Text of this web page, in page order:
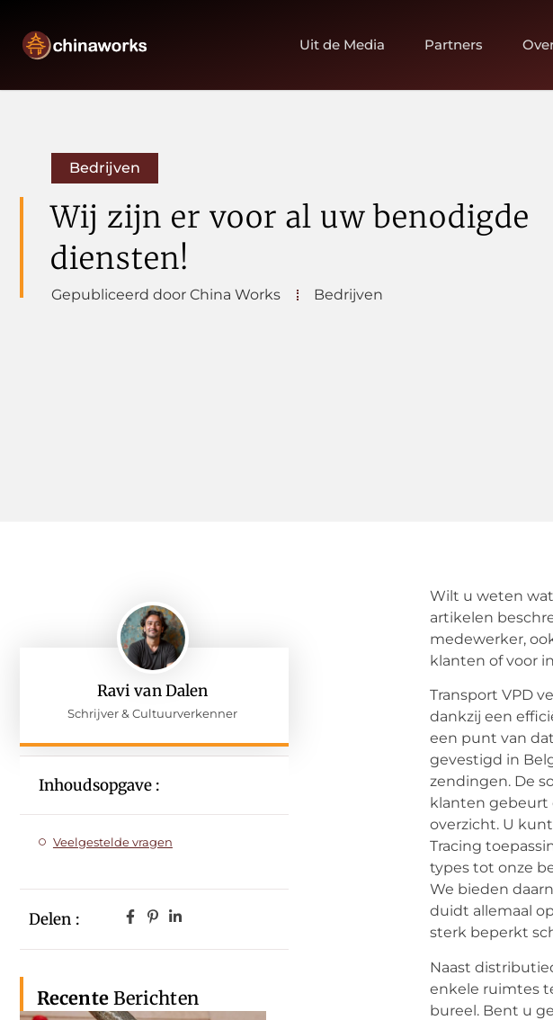
Uit de Media Partners
Bedrijven
Wij zijn er voor al uw benodigde
diensten!
Gepubliceerd door China Works Bedrijven
Ravi van Dalen
Schrijver & Cultuurverkenner
Inhoudsopgave :
Veelgestelde vragen
Delen :
RecenteBerichten
Wilt u weten
artikelen
medewerker,
klanten of voor
Transport VPD
dankzij een
een punt van
gevestigd in
zendingen. De
klanten gebeurt
overzicht. U
Tracing
types tot onze
We bieden
duidt allemaal
sterk beperkt
Naast
enkele ruimtes
bureel. Bent u